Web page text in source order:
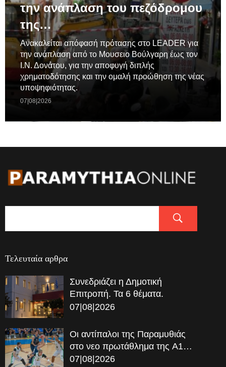
την ανάπλαση του πεζόδρομου
της…
Ανακαλείται απόφασή πρότασης στο LEADER για
την ανάπλαση από το Μουσειο Βούλγαρη έως τον
Ι.Ν. Δονάτου, για την αποφυγή διπλής
χρηματοδότησης και την ομαλή προώθηση της νέας
υποψηφιότητας.
07|08|2026
Τελευταία αρθρα
Συνεδριάζει η Δημοτική
Επιτροπή. Τα 6 θέματα.
07|08|2026
Οι αντίπαλοι της Παραμυθιάς
στο νεο πρωτάθλημα της A1…
07|08|2026